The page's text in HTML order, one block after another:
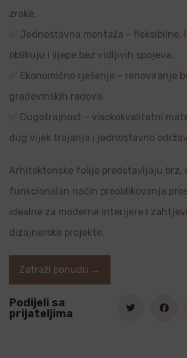
zrake.
✅ Jednostavna montaža – fleksibilne,
oblikuju i lijepe bez vidljivih spojeva.
✅ Ekonomično rješenje – renoviranje
građevinskih radova.
✅ Dugotrajnost – visokokvalitetni
dug vijek trajanja i jednostavno
Arhitektonske folije predstavljaju brz,
funkcionalan način preoblikovanja
idealne za moderne interijere i
dizajnerske projekte.
Podijeli sa
prijateljima
Zatraži ponudu →